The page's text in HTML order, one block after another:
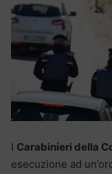
I Carabinieri della
esecuzione ad